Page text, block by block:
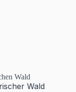
Wald
Wald